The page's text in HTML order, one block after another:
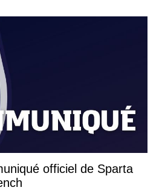
officiel de Sparta